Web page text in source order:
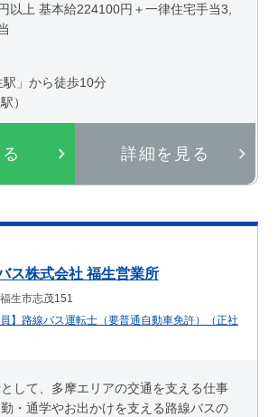
詳細を見る
以上 基本給224100円＋一律住宅手当3,
」から徒歩10分
）
ス株式会社 福生営業所
生市志茂151
員】路線バス運転士（要普通自動車免許）（正社
して、多摩エリアの交通を支える仕事
・通学やお出かけを支える路線バスの